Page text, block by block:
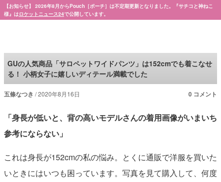
【お知らせ】 2026年8月からPouch［ポーチ］は不定期更新となりました。『サチコと神ねこ
様』はロケットニュース24で公開しています。
GUの人気商品「サロペットワイドパンツ」は152cmでも着こなせ
る！ 小柄女子に嬉しいディテール満載でした
五條なつき 2020年8月16日 0 コメント
「身長が低いと、背の高いモデルさんの着用画像がいまいち
参考にならない」
これは身長が152cmの私の悩み。とくに通販で洋服を買いた
いときにはいつも困っています。写真を見て購入して、何度